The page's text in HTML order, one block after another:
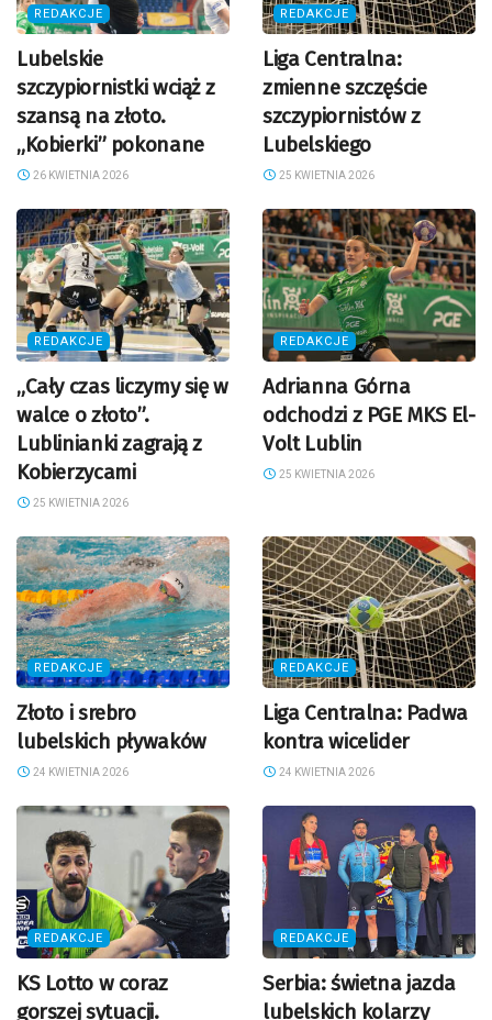
REDAKCJE
Lubelskie
szczypiornistki wciąż z
szansą na złoto.
„Kobierki” pokonane
26 KWIETNIA 2026
REDAKCJE
Liga Centralna:
zmienne szczęście
szczypiornistów z
Lubelskiego
25 KWIETNIA 2026
REDAKCJE
„Cały czas liczymy się w
walce o złoto”.
Lublinianki zagrają z
Kobierzycami
25 KWIETNIA 2026
REDAKCJE
Adrianna Górna
odchodzi z PGE MKS El-
Volt Lublin
25 KWIETNIA 2026
REDAKCJE
Złoto i srebro
lubelskich pływaków
24 KWIETNIA 2026
REDAKCJE
Liga Centralna: Padwa
kontra wicelider
24 KWIETNIA 2026
REDAKCJE
KS Lotto w coraz
gorszej sytuacji.
REDAKCJE
Serbia: świetna jazda
lubelskich kolarzy